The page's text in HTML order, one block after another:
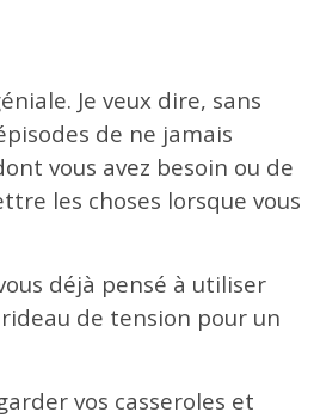
Je veux dire, sans
de ne jamais
vous avez besoin ou de
les choses lorsque vous
déjà pensé à utiliser
de tension pour un
vos casseroles et